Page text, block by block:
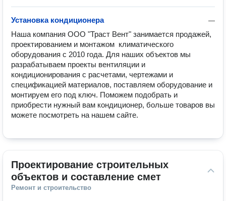
—
Установка кондиционера
Наша компания ООО "Траст Вент" занимается продажей,
проектированием и монтажом  климатического
оборудования с 2010 года. Для наших объектов мы
разрабатываем проекты вентиляции и
кондиционирования с расчетами, чертежами и
спецификацией материалов, поставляем оборудование и
монтируем его под ключ. Поможем подобрать и
приобрести нужный вам кондиционер, больше товаров вы
можете посмотреть на нашем сайте.
Проектирование строительных
объектов и составление смет
Ремонт и строительство